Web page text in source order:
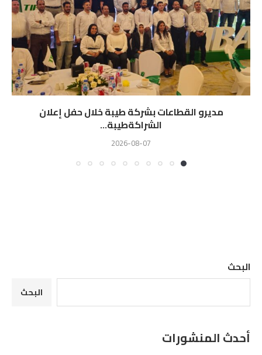
مديرو القطاعات بشركة طيبة خلال حفل إعلان
الشراكةطيبة...
2026-08-07
البحث
البحث
أحدث المنشورات